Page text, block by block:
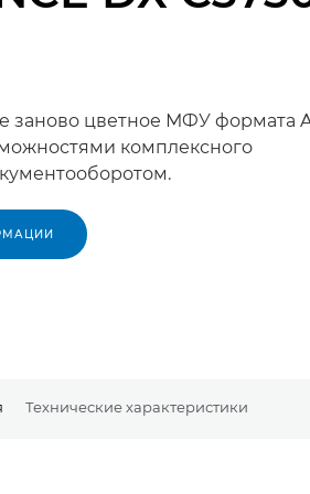
заново цветное МФУ формата
комплексного
Технические характеристики